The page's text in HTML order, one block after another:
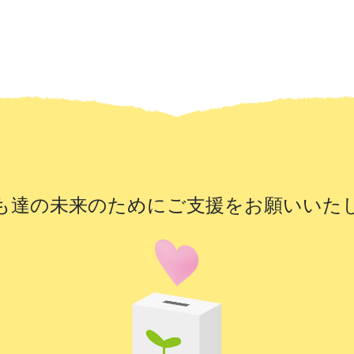
達の未来のために ご支援をお願いいた